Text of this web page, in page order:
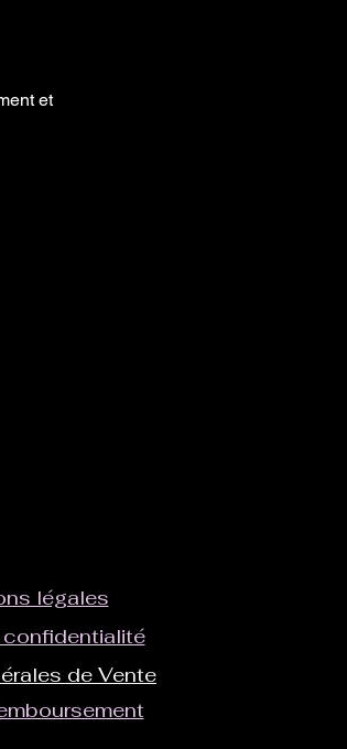
et
légales
de Vente